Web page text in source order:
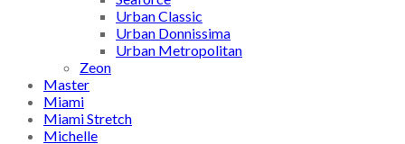
Urban Classic
Urban Donnissima
Urban Metropolitan
Zeon
Master
Miami
Miami Stretch
Michelle